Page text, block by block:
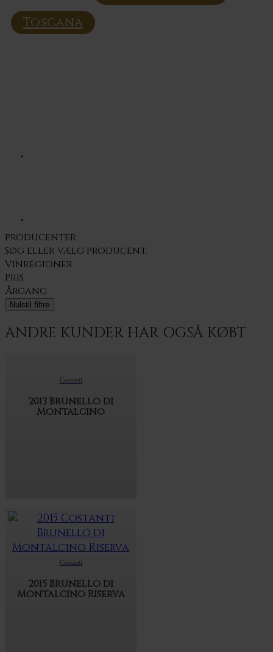
Toscana
producenter
Søg eller vælg producent.
Vinregioner
Pris
Årgang
Nulstil filtre
ANDRE KUNDER HAR OGSÅ KØBT
Costanti
2013 Brunello di
Montalcino
Costanti
2015 Brunello di
Montalcino Riserva